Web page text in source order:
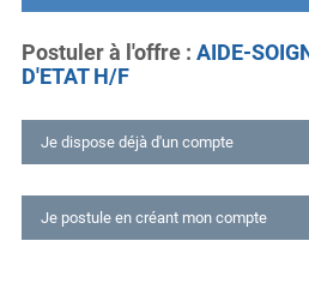
Postuler à l'offre
AIDE-
D'ETAT H/F
Je dispose déjà d'un compte
Déjà inscrit ?
Connexion
Je postule en créant mon compte